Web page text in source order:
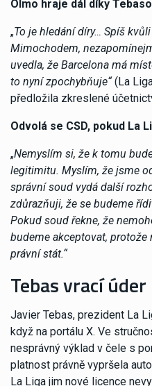
Olmo hraje dál díky
„To je hledání díry… Spíš
Mimochodem,
uvedla, že Barcelona má
to nyní zpochybňuje“(La
předložila zkreslené
Odvolá se CSD, pokud La
„Nemyslím si, že k tomu
legitimitu. Myslím, že jsme
správní soud vydá další
zdůrazňuji, že se budeme
Pokud soud řekne, že
budeme akceptovat,
právní stát.“
Tebas vrací úder
Javier Tebas, prezident La
když na portálu X. Ve
nesprávný výklad v čele s
platnost právně vypršela
La Liga jim nové licence